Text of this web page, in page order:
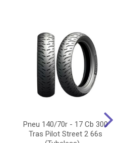
Pneu 140/70r - 17 Cb 300
Tras Pilot Street 2 66s